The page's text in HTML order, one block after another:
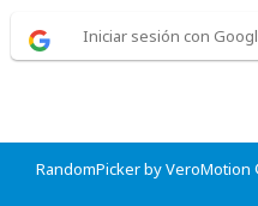
Iniciar sesión con
RandomPicker by